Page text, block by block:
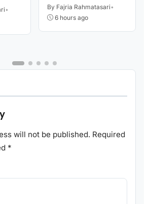
•
Sambut HUT RI
By Fajria Rahmatasari•
6 hours ago
will not be published. Required
*